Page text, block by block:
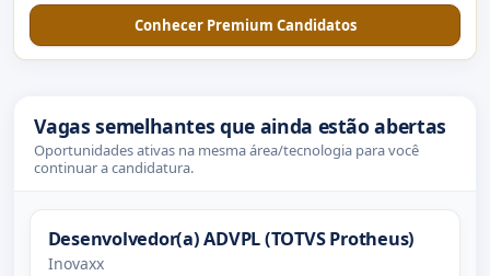
Conhecer Premium Candidatos
Vagas semelhantes que ainda estão abertas
Oportunidades ativas na mesma área/tecnologia para você
continuar a candidatura.
Desenvolvedor(a) ADVPL (TOTVS Protheus)
Inovaxx